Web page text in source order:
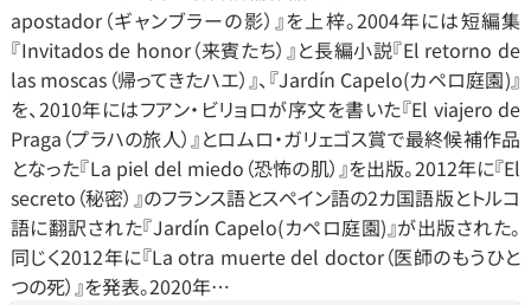
apostador（ギャンブラーの影）』を上梓。2004年には短編集
『Invitados de honor（来賓たち）』と長編小説『El retorno de
las moscas（帰ってきたハエ）』、『Jardín Capelo(カペロ庭園)』
を、2010年にはフアン‧ビリョロが序文を書いた『El viajero de
Praga（プラハの旅人）』とロムロ‧ガリェゴス賞で最終候補作品
となった『La piel del miedo（恐怖の肌）』を出版。2012年に『El
secreto（秘密）』のフランス語とスペイン語の2カ国語版とトルコ
語に翻訳された『Jardín Capelo(カペロ庭園)』が出版された。
同じく2012年に『La otra muerte del doctor（医師のもうひと
つの死）』を発表。2020年…